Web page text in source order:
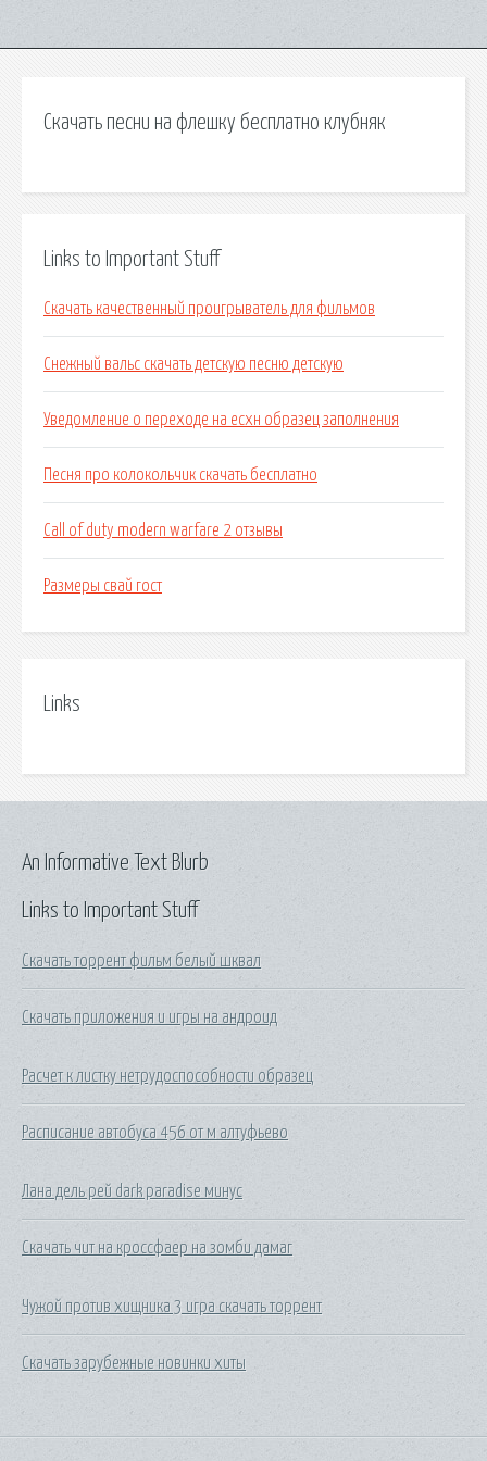
Скачать песни на флешку бесплатно клубняк
Links to Important Stuff
Скачать качественный проигрыватель для фильмов
Снежный вальс скачать детскую песню детскую
Уведомление о переходе на есхн образец заполнения
Песня про колокольчик скачать бесплатно
Call of duty modern warfare 2 отзывы
Размеры свай гост
Links
Links to Important Stuff
Скачать торрент фильм белый шквал
Скачать приложения и игры на андроид
Расчет к листку нетрудоспособности образец
Расписание автобуса 456 от м алтуфьево
Лана дель рей dark paradise минус
Скачать чит на кроссфаер на зомби дамаг
Чужой против хищника 3 игра скачать торрент
Скачать зарубежные новинки хиты
An Informative Text Blurb